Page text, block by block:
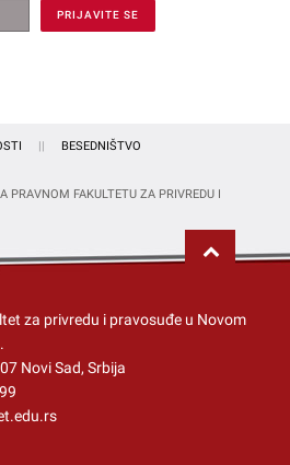
BESEDNIŠTVO
PRAVNOM FAKULTETU ZA PRIVREDU I
za privredu i pravosuđe u Novom
Novi Sad, Srbija